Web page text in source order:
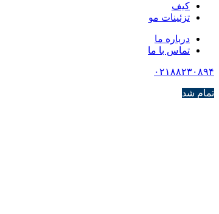
کیف
تزئینات مو
درباره ما
تماس با ما
۰۲۱۸۸۲۳۰۸۹۴
تمام شد